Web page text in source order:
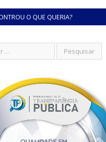
O QUE QUERIA?